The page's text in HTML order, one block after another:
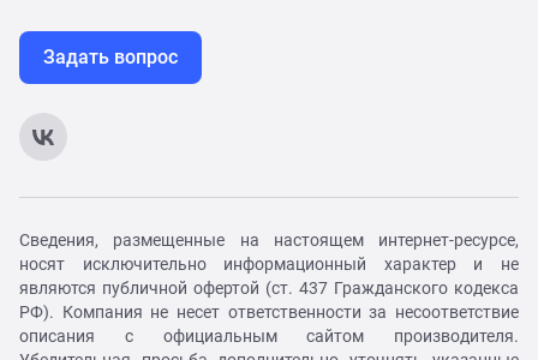
Задать вопрос
Сведения, размещенные на настоящем интернет-ресурсе,
носят исключительно информационный характер и не
являются публичной офертой (ст. 437 Гражданского кодекса
РФ). Компания не несет ответственности за несоответствие
описания с официальным сайтом производителя.